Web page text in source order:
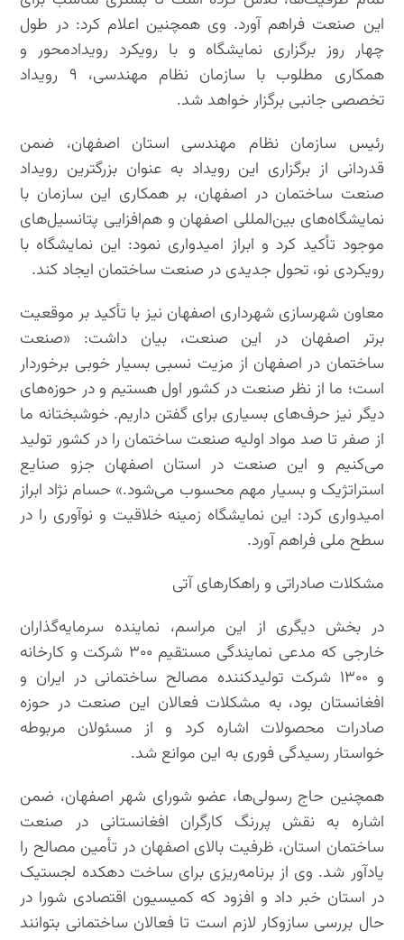
این صنعت فراهم آورد. وی همچنین اعلام کرد: در طول
چهار روز برگزاری نمایشگاه و با رویکرد رویدادمحور و
همکاری مطلوب با سازمان نظام مهندسی، ۹ رویداد
تخصصی جانبی برگزار خواهد شد.
رئیس سازمان نظام مهندسی استان اصفهان، ضمن
قدردانی از برگزاری این رویداد به عنوان بزرگترین رویداد
صنعت ساختمان در اصفهان، بر همکاری این سازمان با
نمایشگاه‌های بین‌المللی اصفهان و هم‌افزایی پتانسیل‌های
موجود تأکید کرد و ابراز امیدواری نمود: این نمایشگاه با
رویکردی نو، تحول جدیدی در صنعت ساختمان ایجاد کند.
معاون شهرسازی شهرداری اصفهان نیز با تأکید بر موقعیت
برتر اصفهان در این صنعت، بیان داشت: «صنعت
ساختمان در اصفهان از مزیت نسبی بسیار خوبی برخوردار
است؛ ما از نظر صنعت در کشور اول هستیم و در حوزه‌های
دیگر نیز حرف‌های بسیاری برای گفتن داریم. خوشبختانه ما
از صفر تا صد مواد اولیه صنعت ساختمان را در کشور تولید
می‌کنیم و این صنعت در استان اصفهان جزو صنایع
استراتژیک و بسیار مهم محسوب می‌شود.» حسام نژاد ابراز
امیدواری کرد: این نمایشگاه زمینه خلاقیت و نوآوری را در
سطح ملی فراهم آورد.
مشکلات صادراتی و راهکارهای آتی
در بخش دیگری از این مراسم، نماینده سرمایه‌گذاران
خارجی که مدعی نمایندگی مستقیم ۳۰۰ شرکت و کارخانه
و ۱۳۰۰ شرکت تولیدکننده مصالح ساختمانی در ایران و
افغانستان بود، به مشکلات فعالان این صنعت در حوزه
صادرات محصولات اشاره کرد و از مسئولان مربوطه
خواستار رسیدگی فوری به این موانع شد.
همچنین حاج رسولی‌ها، عضو شورای شهر اصفهان، ضمن
اشاره به نقش پررنگ کارگران افغانستانی در صنعت
ساختمان استان، ظرفیت بالای اصفهان در تأمین مصالح را
یادآور شد. وی از برنامه‌ریزی برای ساخت دهکده لجستیک
در استان خبر داد و افزود که کمیسیون اقتصادی شورا در
حال بررسی سازوکار لازم است تا فعالان ساختمانی بتوانند